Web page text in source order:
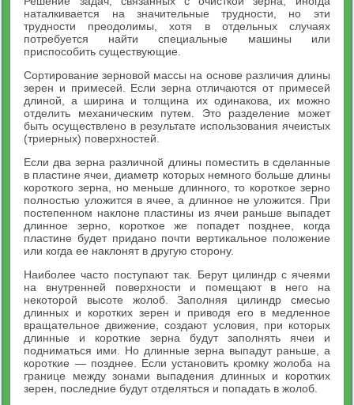
наталкивается на значительные трудности, но эти
трудности преодолимы, хотя в отдельных случаях
потребуется найти специальные машины или
приспособить существующие.
Сортирование зерновой массы на основе различия длины
зерен и примесей. Если зерна отличаются от примесей
длиной, а ширина и толщина их одинакова, их можно
отделить механическим путем. Это разделение может
быть осуществлено в результате использования ячеистых
(триерных) поверхностей.
Если два зерна различной длины поместить в сделанные
в пластине ячеи, диаметр которых немного больше длины
короткого зерна, но меньше длинного, то короткое зерно
полностью уложится в ячее, а длинное не уложится. При
постепенном наклоне пластины из ячеи раньше выпадет
длинное зерно, короткое же попадет позднее, когда
пластине будет придано почти вертикальное положение
или когда ее наклонят в другую сторону.
Наиболее часто поступают так. Берут цилиндр с ячеями
на внутренней поверхности и помещают в него на
некоторой высоте жолоб. Заполняя цилиндр смесью
длинных и коротких зерен и приводя его в медленное
вращательное движение, создают условия, при которых
длинные и короткие зерна будут заполнять ячеи и
подниматься ими. Но длинные зерна выпадут раньше, а
короткие — позднее. Если установить кромку жолоба на
границе между зонами выпадения длинных и коротких
зерен, последние будут отделяться и попадать в жолоб.